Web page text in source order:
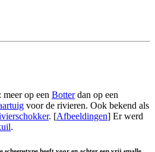
: meer op een Botterdan op een
voor de rivieren. Ook bekend als
. [Afbeeldingen] Er werd
.
heeft voor en achter een vrij smalle